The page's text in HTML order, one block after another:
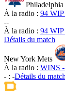
À la radio : 94 WIP
--
À la radio : 94 WIP
Détails du match
New York Mets
À la radio : WINS
- : -Détails du match